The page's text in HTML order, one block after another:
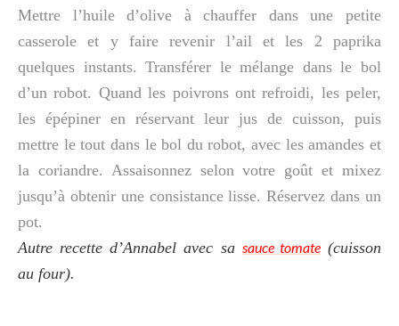
Mettre l’huile d’olive à chauffer dans une petite
casserole et y faire revenir l’ail et les 2 paprika
quelques instants. Transférer le mélange dans le bol
d’un robot. Quand les poivrons ont refroidi, les peler,
les épépiner en réservant leur jus de cuisson, puis
mettre le tout dans le bol du robot, avec les amandes et
la coriandre. Assaisonnez selon votre goût et mixez
jusqu’à obtenir une consistance lisse. Réservez dans un
pot.
Autre recette d’Annabel avec sa sauce tomate(cuisson
au four).